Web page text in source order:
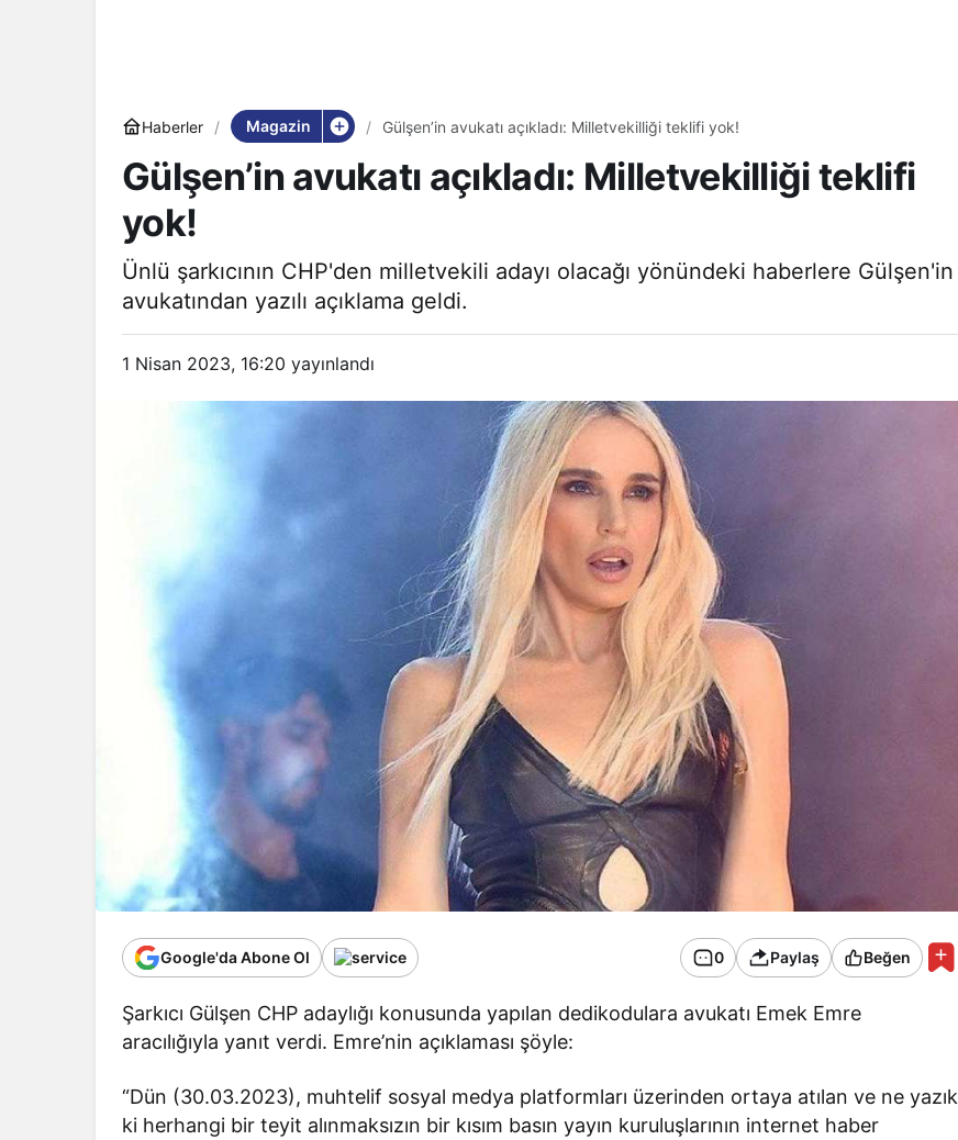
Haberler Magazin Gülşen’in avukatı açıkladı: Milletvekilliği teklifi yok!
Gülşen’in avukatı açıkladı: Milletvekilliği teklifi
yok!
Ünlü şarkıcının CHP'den milletvekili adayı olacağı yönündeki haberlere Gülşen'in
avukatından yazılı açıklama geldi.
1 Nisan 2023, 16:20 yayınlandı
Google'da Abone Ol 0 Paylaş Beğen
Şarkıcı Gülşen CHP adaylığı konusunda yapılan dedikodulara avukatı Emek Emre
aracılığıyla yanıt verdi. Emre’nin açıklaması şöyle:
“Dün (30.03.2023), muhtelif sosyal medya platformları üzerinden ortaya atılan ve ne yazık
ki herhangi bir teyit alınmaksızın bir kısım basın yayın kuruluşlarının internet haber